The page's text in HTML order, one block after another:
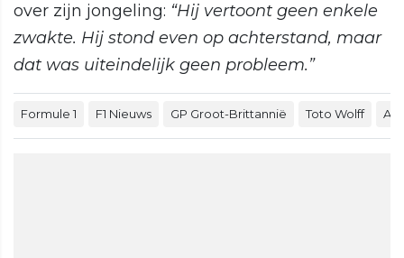
over zijn jongeling: “Hij vertoont geen enkele
zwakte. Hij stond even op achterstand, maar
dat was uiteindelijk geen probleem.”
Formule 1 F1 Nieuws GP Groot-Brittannië Toto Wolff